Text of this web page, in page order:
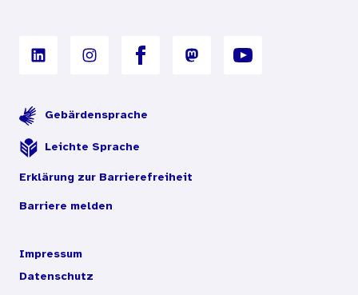
Gebärdensprache
Leichte Sprache
Erklärung zur Barrierefreiheit
Barriere melden
Impressum
Datenschutz